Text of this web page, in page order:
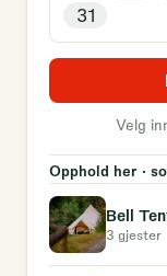
31
Velg
Opphold her ·
Bell
3 gjester